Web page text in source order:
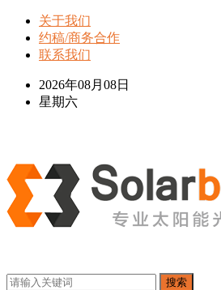
关于我们
约稿/商务合作
联系我们
2026年08月08日
星期六
搜索